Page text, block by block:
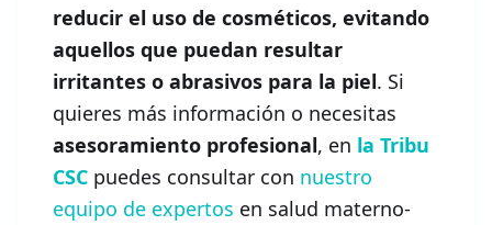
reducir el uso de cosméticos, evitando
aquellos que puedan resultar
irritantes o abrasivos para la piel. Si
quieres más información o necesitas
asesoramiento profesional, en la Tribu
CSC puedes consultar con nuestro
equipo de expertos en salud materno-